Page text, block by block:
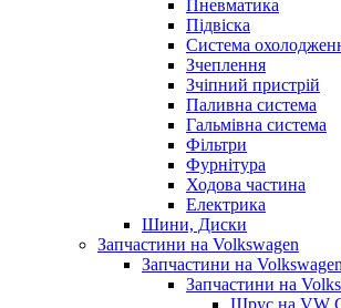
Пневматика
Підвіска
Система
Зчеплення
Зчіпний пристрій
Паливна система
Гальмівна система
Фільтри
Фурнітура
Ходова частина
Електрика
Шини, Диски
Запчастини на Volkswagen
Запчастини на
Запчастини на
Шрус на VW